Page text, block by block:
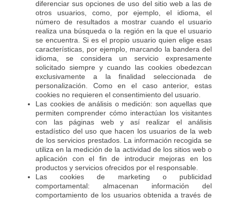
diferenciar sus opciones de uso del sitio web a las de
otros usuarios, como, por ejemplo, el idioma, el
número de resultados a mostrar cuando el usuario
realiza una búsqueda o la región en la que el usuario
se encuentra. Si es el propio usuario quien elige esas
características, por ejemplo, marcando la bandera del
idioma, se considera un servicio expresamente
solicitado siempre y cuando las cookies obedezcan
exclusivamente a la finalidad seleccionada de
personalización. Como en el caso anterior, estas
cookies no requieren el consentimiento del usuario.
Las cookies de análisis o medición: son aquellas que
permiten comprender cómo interactúan los visitantes
con las páginas web y así realizar el análisis
estadístico del uso que hacen los usuarios de la web
de los servicios prestados. La información recogida se
utiliza en la medición de la actividad de los sitios web o
aplicación con el fin de introducir mejoras en los
productos y servicios ofrecidos por el responsable.
Las cookies de marketing o publicidad
comportamental: almacenan información del
comportamiento de los usuarios obtenida a través de